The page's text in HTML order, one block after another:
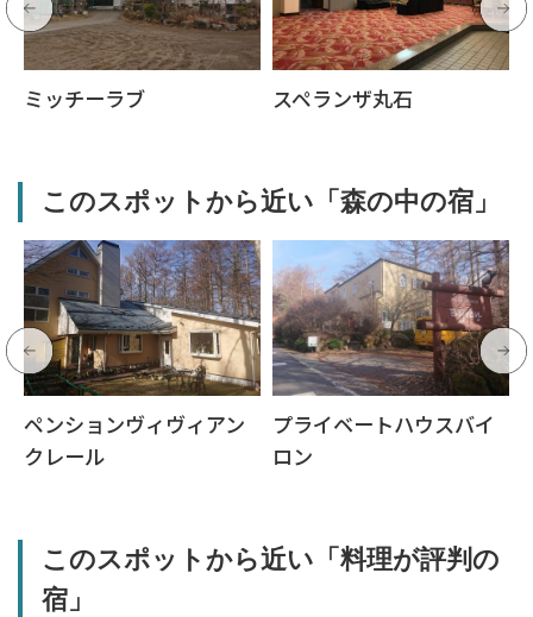
ミッチーラブ スペランザ丸石
このスポットから近い「森の中の宿」
ペンションヴィヴィアン
クレール
プライベートハウスバイ
ロン
このスポットから近い「料理が評判の
宿」